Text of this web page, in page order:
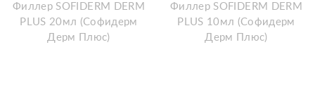
Филлер SOFIDERM DERM
PLUS 20мл (Софидерм
Дерм Плюс)
Филлер SOFIDERM DERM
PLUS 10мл (Софидерм
Дерм Плюс)